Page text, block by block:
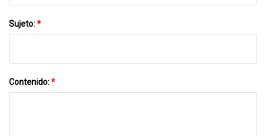
Sujeto:*
Contenido:*